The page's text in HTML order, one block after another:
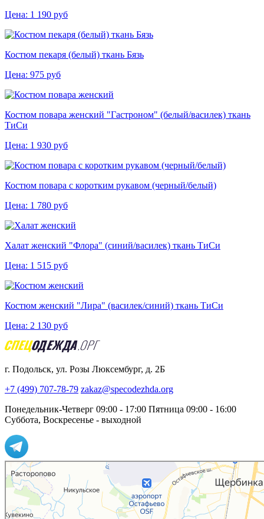
Цена: 1 190 руб
Костюм пекаря (белый) ткань Бязь
Цена: 975 руб
Костюм повара женский "Гастроном" (белый/василек) ткань
ТиСи
Цена: 1 930 руб
Костюм повара с коротким рукавом (черный/белый)
Цена: 1 780 руб
Халат женский "Флора" (синий/василек) ткань ТиСи
Цена: 1 515 руб
Костюм женский "Лира" (василек/синий) ткань ТиСи
Цена: 2 130 руб
г. Подольск, ул. Розы Люксембург, д. 2Б
+7 (499) 707-78-79 zakaz@specodezhda.org
Понедельник-Четверг 09:00 - 17:00 Пятница 09:00 - 16:00
Суббота, Воскресенье - выходной